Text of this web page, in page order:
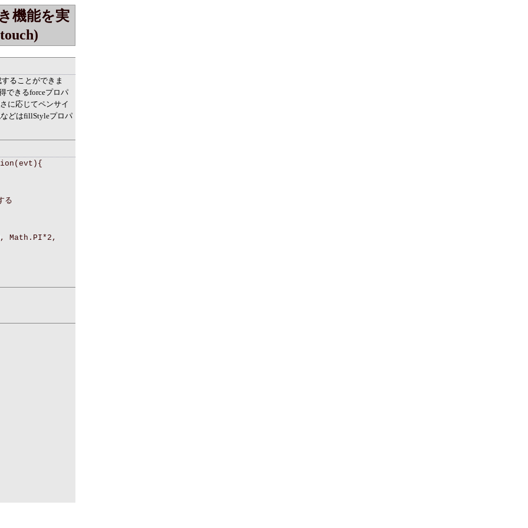
機能を実
ることができま
できるforceプロパ
に応じてペンサイ
どはfillStyleプロパ